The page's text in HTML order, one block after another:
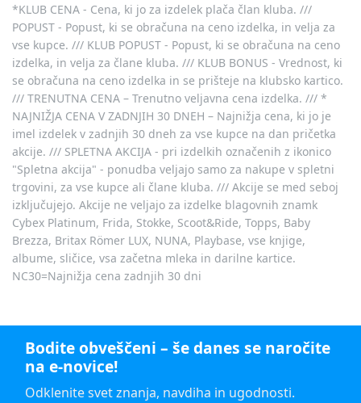
*KLUB CENA - Cena, ki jo za izdelek plača član kluba. ///
POPUST - Popust, ki se obračuna na ceno izdelka, in velja za
vse kupce. /// KLUB POPUST - Popust, ki se obračuna na ceno
izdelka, in velja za člane kluba. /// KLUB BONUS - Vrednost, ki
se obračuna na ceno izdelka in se prišteje na klubsko kartico.
/// TRENUTNA CENA – Trenutno veljavna cena izdelka. /// *
NAJNIŽJA CENA V ZADNJIH 30 DNEH – Najnižja cena, ki jo je
imel izdelek v zadnjih 30 dneh za vse kupce na dan pričetka
akcije. /// SPLETNA AKCIJA - pri izdelkih označenih z ikonico
"Spletna akcija" - ponudba veljajo samo za nakupe v spletni
trgovini, za vse kupce ali člane kluba. /// Akcije se med seboj
izključujejo. Akcije ne veljajo za izdelke blagovnih znamk
Cybex Platinum, Frida, Stokke, Scoot&Ride, Topps, Baby
Brezza, Britax Römer LUX, NUNA, Playbase, vse knjige,
albume, sličice, vsa začetna mleka in darilne kartice.
NC30=Najnižja cena zadnjih 30 dni
Bodite obveščeni – še danes se naročite
na e-novice!
Odklenite svet znanja, navdiha in ugodnosti.